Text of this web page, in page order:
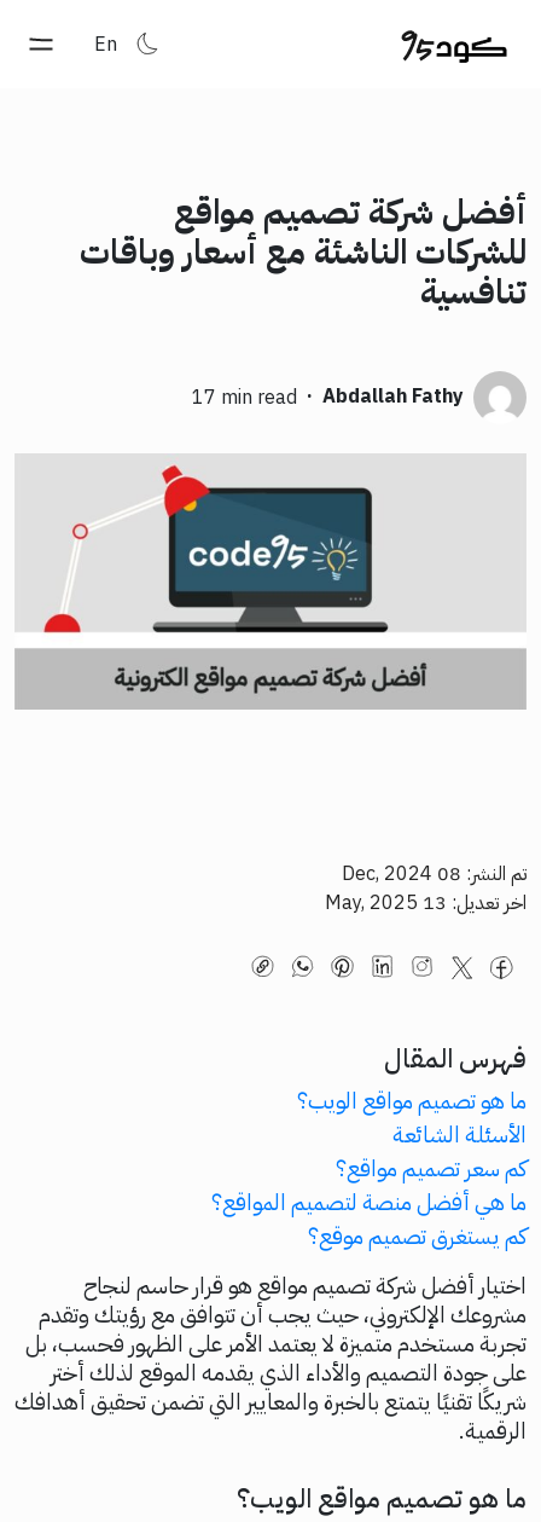
En
أفضل شركة تصميم مواقع
للشركات الناشئة مع أسعار وباقات
تنافسية
Abdallah Fathy
·
17 min read
تم النشر: 08 Dec, 2024
اخر تعديل: 13 May, 2025
فهرس المقال
ما هو تصميم مواقع الويب؟
الأسئلة الشائعة
كم سعر تصميم مواقع؟
ما هي أفضل منصة لتصميم المواقع؟
كم يستغرق تصميم موقع؟
اختيار أفضل شركة تصميم مواقع هو قرار حاسم لنجاح
مشروعك الإلكتروني، حيث يجب أن تتوافق مع رؤيتك وتقدم
تجربة مستخدم متميزة لا يعتمد الأمر على الظهور فحسب، بل
على جودة التصميم والأداء الذي يقدمه الموقع لذلك أختر
شريكًا تقنيًا يتمتع بالخبرة والمعايير التي تضمن تحقيق أهدافك
الرقمية.
ما هو تصميم مواقع الويب؟